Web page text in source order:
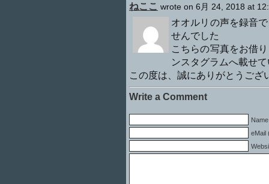
ねここ wrote on 6月 24, 2018 at
オオルリの声を録音
せんでした
こちらの写真をお借
ンスタグラムへ載せ
この度は、誠にありがとうござ
Write a Comment
eMail